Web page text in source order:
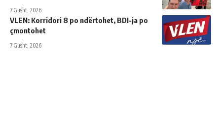
7 Gusht, 2026
VLEN: Korridori 8 po ndërtohet, BDI-ja po
çmontohet
7 Gusht, 2026